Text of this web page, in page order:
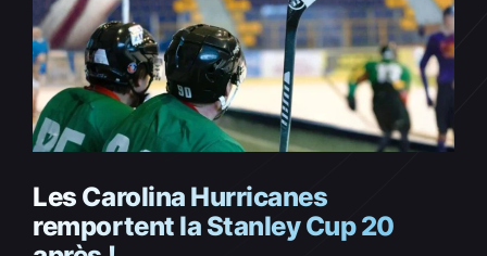
Les Carolina Hurricanes
remportent la Stanley Cup 20